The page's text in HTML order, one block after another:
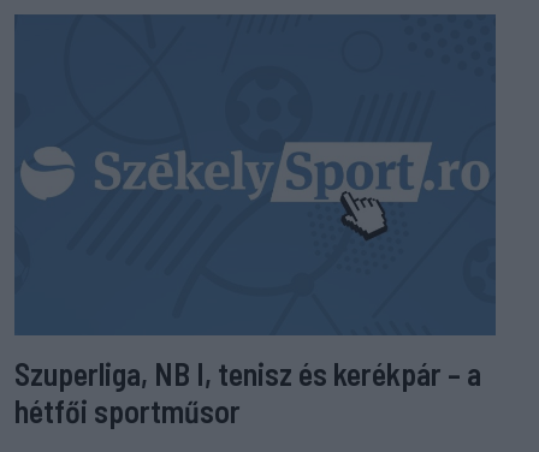
Szuperliga, NB I, tenisz és kerékpár – a
hétfői sportműsor